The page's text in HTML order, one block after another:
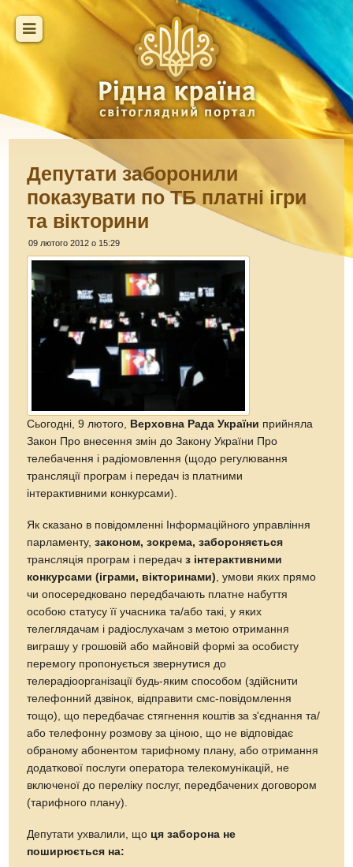
Депутати заборонили
показувати по ТБ платні ігри
та вікторини
09 лютого 2012 о 15:29
Сьогодні, 9 лютого, Верховна Рада України прийняла
Закон Про внесення змін до Закону України Про
телебачення і радіомовлення (щодо регулювання
трансляції програм і передач із платними
інтерактивними конкурсами).
Як сказано в повідомленні Інформаційного управління
парламенту,законом, зокрема, забороняється
трансляція програм і передачз інтерактивними
конкурсами (іграми, вікторинами) , умови яких прямо
чи опосередковано передбачають платне набуття
особою статусу її учасника та/або такі, у яких
телеглядачам і радіослухачам з метою отримання
виграшу у грошовій або майновій формі за особисту
перемогу пропонується звернутися до
телерадіоорганізації будь-яким способом (здійснити
телефонний дзвінок, відправити смс-повідомлення
тощо), що передбачає стягнення коштів за з'єднання та/
або телефонну розмову за ціною, що не відповідає
обраному абонентом тарифному плану, або отримання
додаткової послуги оператора телекомунікацій, не
включеної до переліку послуг, передбачених договором
(тарифного плану).
Депутати ухвалили, що ця заборона не
поширюється на: